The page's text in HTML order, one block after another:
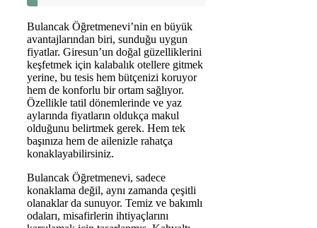
Bulancak Öğretmenevi’nin en büyük
avantajlarından biri, sunduğu uygun
fiyatlar. Giresun’un doğal güzelliklerini
keşfetmek için kalabalık otellere gitmek
yerine, bu tesis hem bütçenizi koruyor
hem de konforlu bir ortam sağlıyor.
Özellikle tatil dönemlerinde ve yaz
aylarında fiyatların oldukça makul
olduğunu belirtmek gerek. Hem tek
başınıza hem de ailenizle rahatça
konaklayabilirsiniz.
Bulancak Öğretmenevi, sadece
konaklama değil, aynı zamanda çeşitli
olanaklar da sunuyor. Temiz ve bakımlı
odaları, misafirlerin ihtiyaçlarını